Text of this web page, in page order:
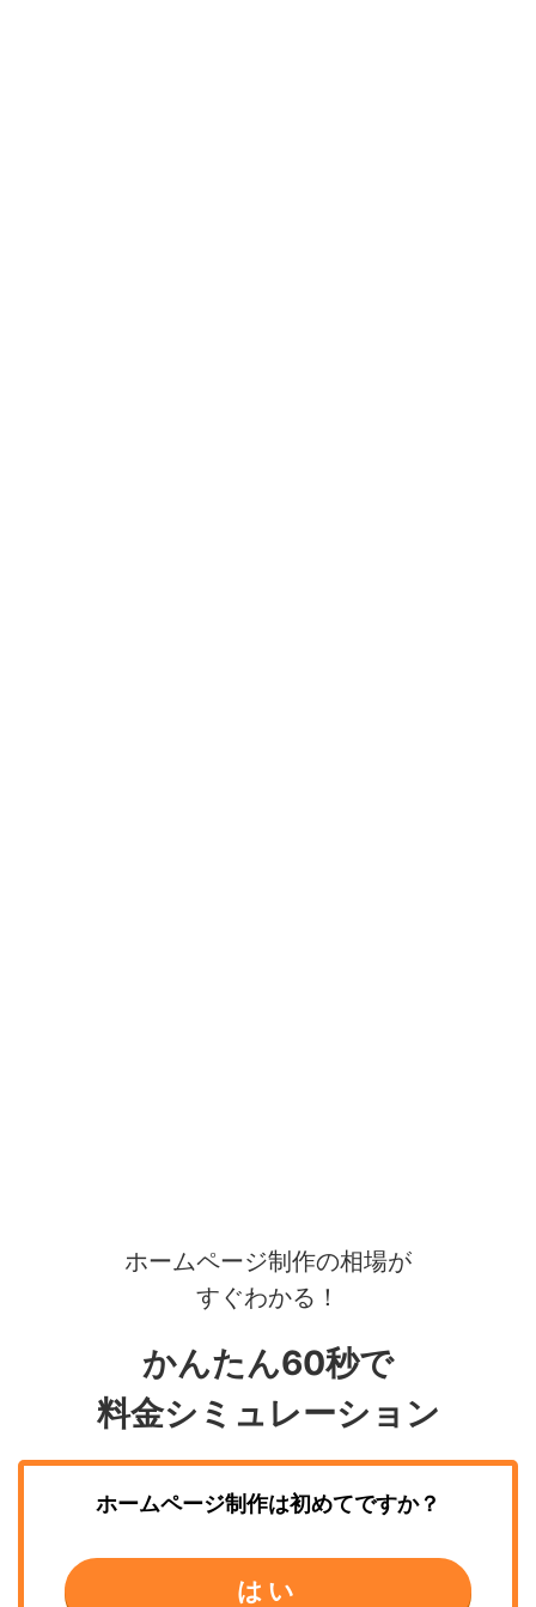
ホームページ制作の相場が
すぐわかる！
かんたん60秒で
料金シミュレーション
ホームページ制作は初めてですか？
はい